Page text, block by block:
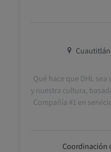
¿Qué hace que DHL
y nuestra cultura,
Compañía #1 en
Coordinación